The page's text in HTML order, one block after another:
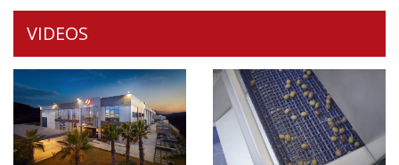
VIDEOS